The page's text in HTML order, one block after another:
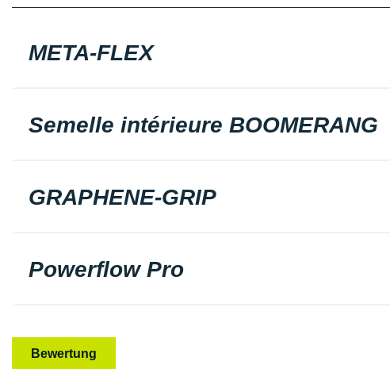
META-FLEX
Semelle intérieure BOOMERANG
GRAPHENE-GRIP
Powerflow Pro
Bewertung